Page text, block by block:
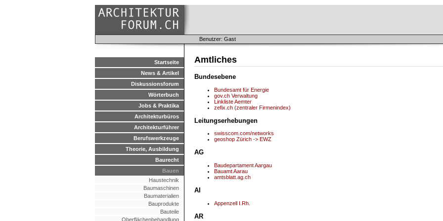
Benutzer: Gast
Startseite
News & Artikel
Diskussionsforum
Wörterbuch
Jobs & Praktika
Architekturbüros
Architekturführer
Berufswerkzeuge
Theorie, Ausbildung
Baurecht
Bauen
Haustechnik
Baumaschinen
Baumaterialien
Bauprodukte
Bauteile
Oberflächenbehandlung
Amtliches
Bundesebene
Bundesamt für Energie
gov.ch Verwaltung
Linkliste Aemter
zefix.ch (zentraler Firmenindex)
Leitungserhebungen
swisscom.com/networks
geoshop Zürich -> EWZ
AG
Baudepartament Aargau
Bauamt Aarau
amtsblatt.ag.ch
AI
Appenzell I.Rh.
AR